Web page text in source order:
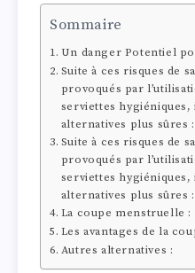
Sommaire
Un danger Potentiel
Suite à ces risques de
provoqués par
serviettes hygiéniques,
alternatives plus sûres :
Suite à ces risques de
provoqués par
serviettes hygiéniques,
alternatives plus sûres :
La coupe menstruelle :
Les avantages de la
Autres alternatives :